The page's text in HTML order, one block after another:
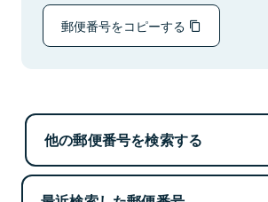
郵便番号をコピーする
他の郵便番号を検索する